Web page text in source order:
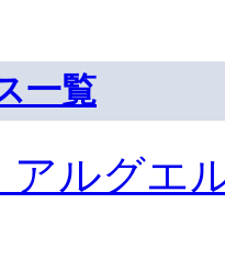
一覧
アルグエ